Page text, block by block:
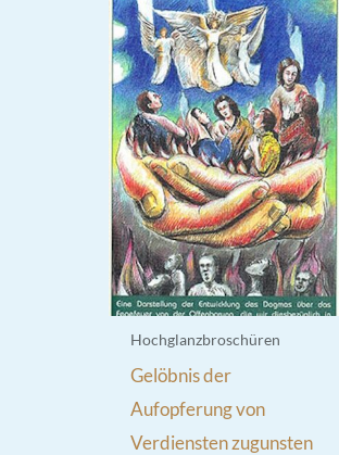
Hochglanzbroschüren
Gelöbnis der
Aufopferung von
Verdiensten zugunsten